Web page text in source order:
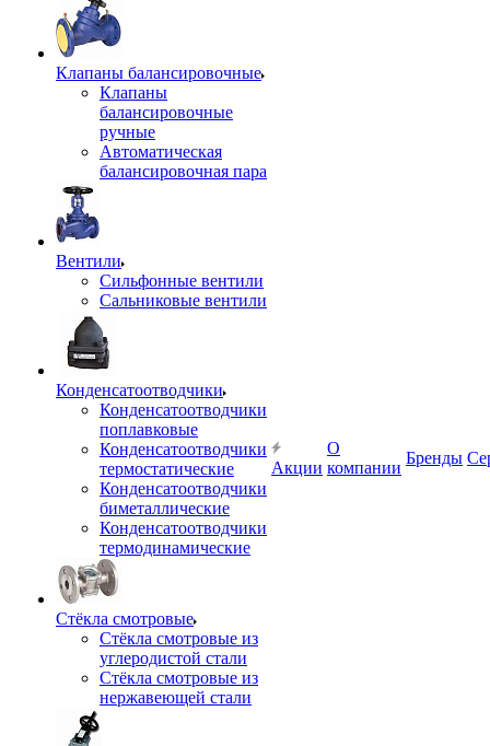
Клапаны балансировочные
Клапаны
балансировочные
ручные
Автоматическая
балансировочная пара
Вентили
Сильфонные вентили
Сальниковые вентили
Конденсатоотводчики
Конденсатоотводчики
поплавковые
Конденсатоотводчики
термостатические
Конденсатоотводчики
биметаллические
Конденсатоотводчики
термодинамические
Стёкла смотровые
Стёкла смотровые из
углеродистой стали
Стёкла смотровые из
нержавеющей стали
Акции
О
компании
Бренды